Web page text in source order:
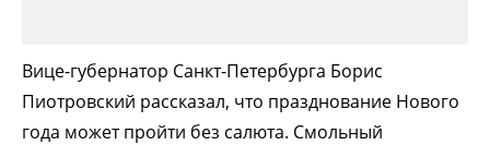
Вице-губернатор Санкт-Петербурга Борис
Пиотровский рассказал, что празднование Нового
года может пройти без салюта. Смольный